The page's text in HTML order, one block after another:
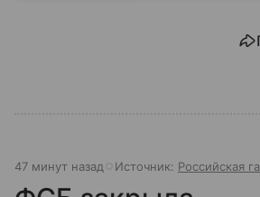
47 минут назад Источник: Российская